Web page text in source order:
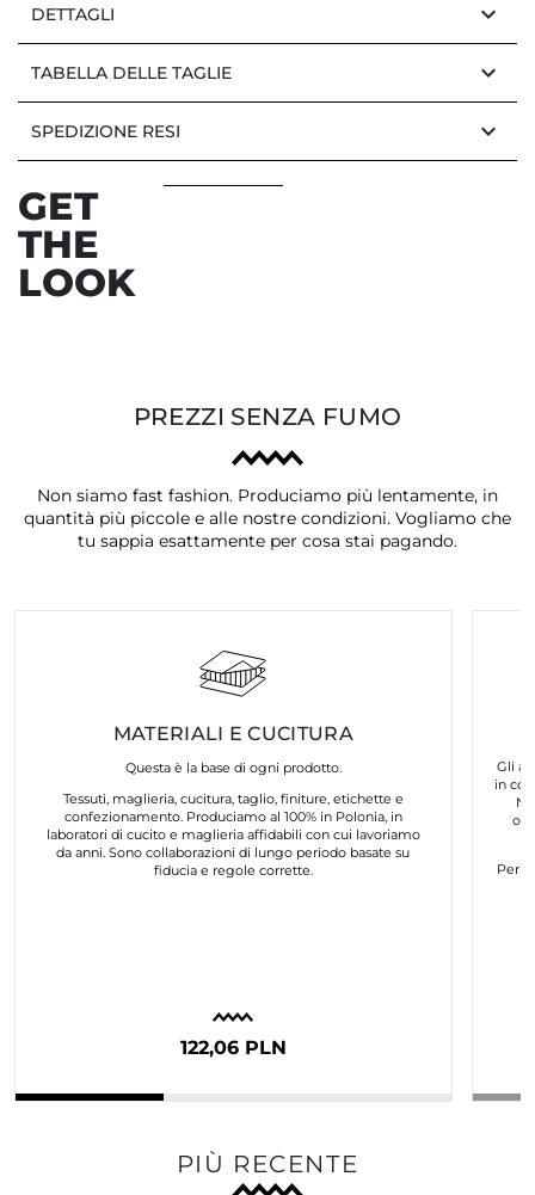
DETTAGLI keyboard_arrow_down
TABELLA DELLE TAGLIE keyboard_arrow_down
SPEDIZIONE RESI keyboard_arrow_down
GET
THE
LOOK
PREZZI SENZA FUMO
Non siamo fast fashion. Produciamo più lentamente, in
quantità più piccole e alle nostre condizioni. Vogliamo che
tu sappia esattamente per cosa stai pagando.
MATERIALI E CUCITURA
Questa è la base di ogni prodotto.
Tessuti, maglieria, cucitura, taglio, finiture, etichette e
confezionamento. Produciamo al 100% in Polonia, in
laboratori di cucito e maglieria affidabili con cui lavoriamo
da anni. Sono collaborazioni di lungo periodo basate su
fiducia e regole corrette.
122,06 PLN
Gli
in
Per
PIÙ RECENTE